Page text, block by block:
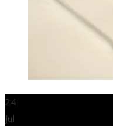
24
Jul